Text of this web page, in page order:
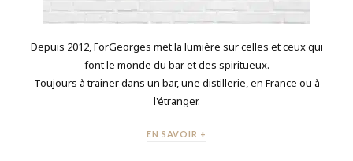
Depuis 2012, ForGeorges met la lumière sur celles et ceux qui
font le monde du bar et des spiritueux.
Toujours à trainer dans un bar, une distillerie, en France ou à
l'étranger.
EN SAVOIR +